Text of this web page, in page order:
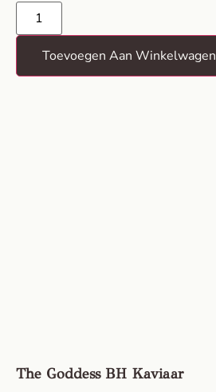
Toevoegen Aan Winkelwagen
The Goddess BH Kaviaar